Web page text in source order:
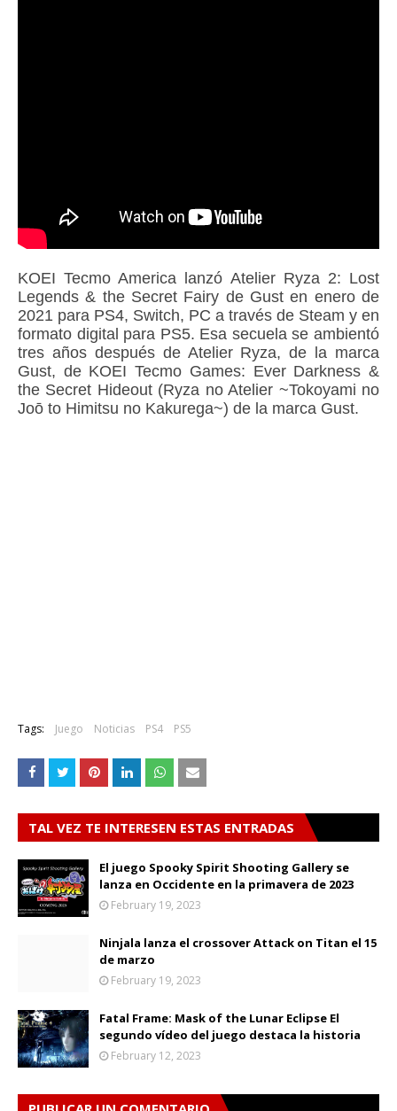
KOEI Tecmo America lanzó Atelier Ryza 2: Lost
Legends & the Secret Fairy de Gust en enero de
2021 para PS4, Switch, PC a través de Steam y en
formato digital para PS5. Esa secuela se ambientó
tres años después de Atelier Ryza, de la marca
Gust, de KOEI Tecmo Games: Ever Darkness &
the Secret Hideout (Ryza no Atelier ~Tokoyami no
Joō to Himitsu no Kakurega~) de la marca Gust.
Tags: Juego Noticias PS4 PS5
TAL VEZ TE INTERESEN ESTAS ENTRADAS
El juego Spooky Spirit Shooting Gallery se
lanza en Occidente en la primavera de 2023
February 19, 2023
Ninjala lanza el crossover Attack on Titan el 15
de marzo
February 19, 2023
Fatal Frame: Mask of the Lunar Eclipse El
segundo vídeo del juego destaca la historia
February 12, 2023